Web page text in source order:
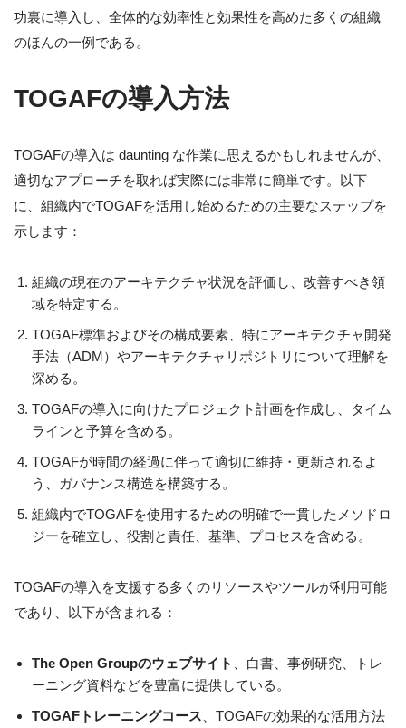
功裏に導入し、全体的な効率性と効果性を高めた多くの組織
のほんの一例である。
TOGAFの導入方法
TOGAFの導入は daunting な作業に思えるかもしれませんが、
適切なアプローチを取れば実際には非常に簡単です。以下
に、組織内でTOGAFを活用し始めるための主要なステップを
示します：
組織の現在のアーキテクチャ状況を評価し、改善すべき領
域を特定する。
TOGAF標準およびその構成要素、特にアーキテクチャ開発
手法（ADM）やアーキテクチャリポジトリについて理解を
深める。
TOGAFの導入に向けたプロジェクト計画を作成し、タイム
ラインと予算を含める。
TOGAFが時間の経過に伴って適切に維持・更新されるよ
う、ガバナンス構造を構築する。
組織内でTOGAFを使用するための明確で一貫したメソドロ
ジーを確立し、役割と責任、基準、プロセスを含める。
TOGAFの導入を支援する多くのリソースやツールが利用可能
であり、以下が含まれる：
The Open Groupのウェブサイト
、白書、事例研究、トレ
ーニング資料などを豊富に提供している。
TOGAFトレーニングコース 、TOGAFの効果的な活用方法